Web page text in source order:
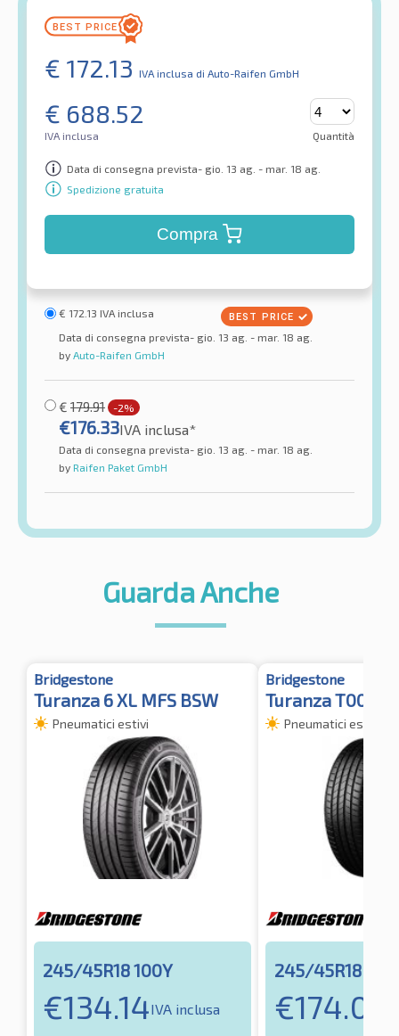
€ 172.13 IVA inclusa di Auto-Raifen GmbH
€ 688.52
IVA inclusa Quantità
Data di consegna prevista- gio. 13 ag. - mar. 18 ag.
Spedizione gratuita
Compra
€ 172.13 IVA inclusa
Data di consegna prevista- gio. 13 ag. - mar. 18 ag.
by Auto-Raifen GmbH
€ 179.91 -2%
€176.33IVA inclusa*
Data di consegna prevista- gio. 13 ag. - mar. 18 ag.
by Raifen Paket GmbH
Guarda Anche
Bridgestone
Turanza 6 XL MFS BSW
Pneumatici estivi
245/45R18 100Y
€134.14IVA inclusa
Bridgestone
Turanza T005 *
Pneumatici estivi
245/45R18
€174.01